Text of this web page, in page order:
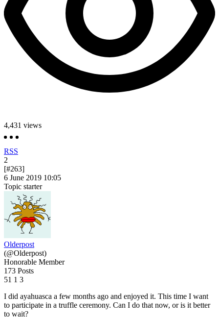
4,431 views
RSS
2
[#263]
6 June 2019 10:05
Topic starter
Olderpost
(@Olderpost)
Honorable Member
173 Posts
51 1 3
I did ayahuasca a few months ago and enjoyed it. This time I want
to participate in a truffle ceremony. Can I do that now, or is it better
to wait?